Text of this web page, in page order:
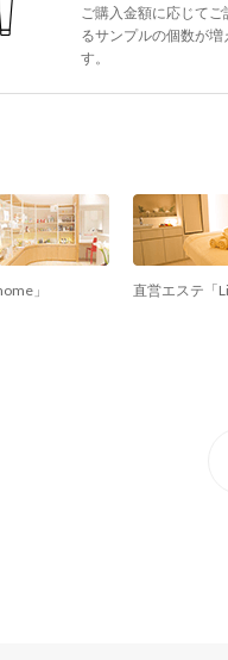
ご購入金額に応じてご
るサンプルの個数が増
す。
」 直営エステ「